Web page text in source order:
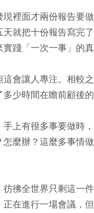
現裡面才兩份報告要
就把十份報告寫完
踐「一次一事」的真
會讓人專注。相較
少時間在瞻前顧後的
手上有很多事要做時
麼辦？這麼多事情
彿全世界只剩這一
在進行一場會議，